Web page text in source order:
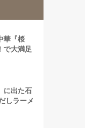
華『桜
で大満足
に出た石
しラーメ